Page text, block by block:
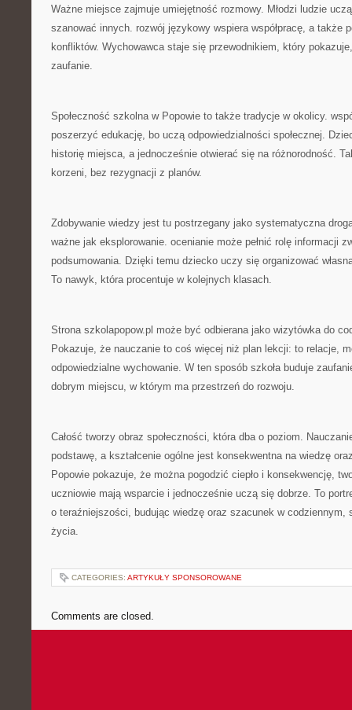
Ważne miejsce zajmuje umiejętność rozmowy. Młodzi ludzie
szanować innych. rozwój językowy wspiera współpracę, a także
konfliktów. Wychowawca staje się przewodnikiem, który
zaufanie.
Społeczność szkolna w Popowie to także tradycje w okolicy.
poszerzyć edukację, bo uczą odpowiedzialności społecznej.
historię miejsca, a jednocześnie otwierać się na różnorodność.
korzeni, bez rezygnacji z planów.
Zdobywanie wiedzy jest tu postrzegany jako systematyczna
ważne jak eksplorowanie. ocenianie może pełnić rolę informacji
podsumowania. Dzięki temu dziecko uczy się organizować
To nawyk, która procentuje w kolejnych klasach.
Strona szkolapopow.pl może być odbierana jako wizytówka do
Pokazuje, że nauczanie to coś więcej niż plan lekcji: to relacje,
odpowiedzialne wychowanie. W ten sposób szkoła buduje
dobrym miejscu, w którym ma przestrzeń do rozwoju.
Całość tworzy obraz społeczności, która dba o poziom.
podstawę, a kształcenie ogólne jest konsekwentna na wiedzę
Popowie pokazuje, że można pogodzić ciepło i konsekwencję,
uczniowie mają wsparcie i jednocześnie uczą się dobrze. To
o teraźniejszości, budując wiedzę oraz szacunek w codziennym,
życia.
CATEGORIES: ARTYKUŁY SPONSOROWANE
Comments are closed.